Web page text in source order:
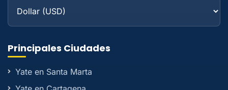
Principales Ciudades
Yate en Santa Marta